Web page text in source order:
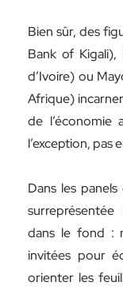
Bien sûr, des
Bank of
d’Ivoire) ou
Afrique)
de l’économie
l’exception, pas
Dans les
dans le fond :
invitées pour
orienter les